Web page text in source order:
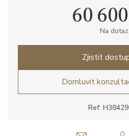
Ref:
60
Na dotaz
Zjistit
Domluvit